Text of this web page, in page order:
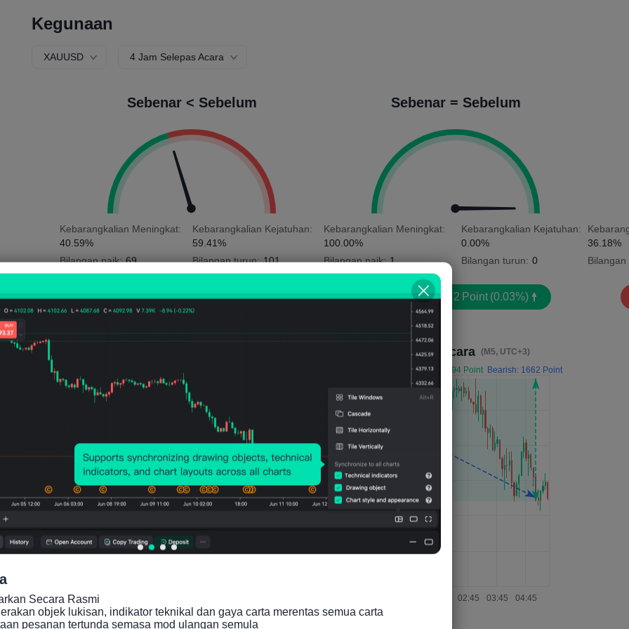
Kegunaan
XAUUSD 4 Jam Selepas Acara
Sebenar < Sebelum
Kebarangkalian Meningkat:
40.59%
Bilangan naik: 69
Kebarangkalian Kejatuhan:
59.41%
Bilangan turun: 101
Purata Votaliti: -49Point(-0.02%)
Sebenar = Sebelum
Kebarangkalian Meningkat:
100.00%
Bilangan naik: 1
Kebarangkalian Kejatuhan:
0.00%
Bilangan turun: 0
Purata Votaliti: 42 Point (0.03%)
36.18%
Bilangan
Carta Harga Kesan 4 Jam Selepas Acara (M5, UTC+3)
Secara Rasmi
objek lukisan, indikator teknikal dan gaya carta merentas semua carta
pesanan tertunda semasa mod ulangan semula